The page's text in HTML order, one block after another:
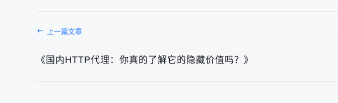
上一篇文章
《国内HTTP代理：你真的了解它的隐藏价值吗？》